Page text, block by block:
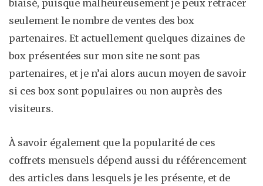
biaisé, puisque malheureusement je peux retracer
seulement le nombre de ventes des box
partenaires. Et actuellement quelques dizaines de
box présentées sur mon site ne sont pas
partenaires, et je n’ai alors aucun moyen de savoir
si ces box sont populaires ou non auprès des
visiteurs.
À savoir également que la popularité de ces
coffrets mensuels dépend aussi du référencement
des articles dans lesquels je les présente, et de